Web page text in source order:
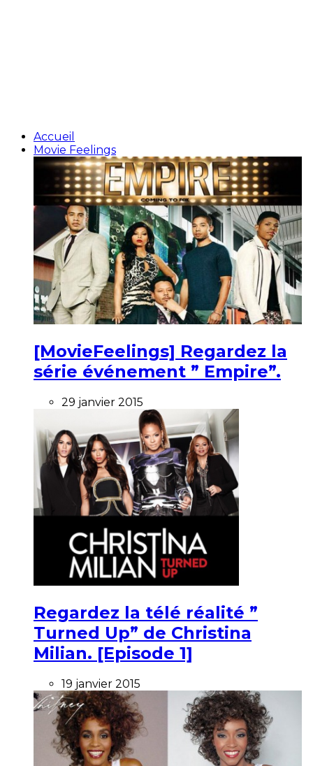
Accueil
Movie Feelings
[MovieFeelings] Regardez la
série événement ” Empire”.
29 janvier 2015
Regardez la télé réalité ”
Turned Up” de Christina
Milian. [Episode 1]
19 janvier 2015